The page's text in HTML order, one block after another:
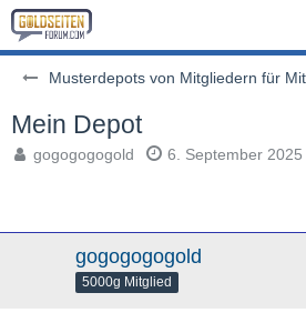
Musterdepots von Mitgliedern für
Mein Depot
gogogogogold 6. September 2025
gogogogogold
5000g Mitglied